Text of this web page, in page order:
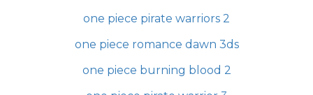
one piece pirate warriors 2
one piece romance dawn 3ds
one piece burning blood 2